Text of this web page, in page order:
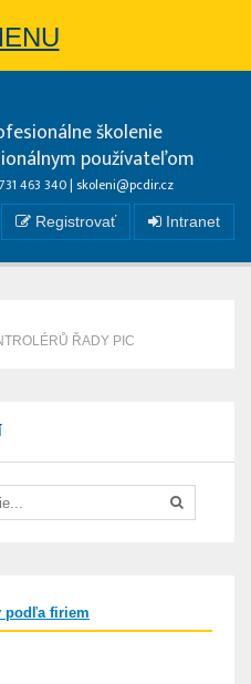
školenie
používateľom
463 340 | skoleni@pcdir.cz
Registrovať Intranet
ŘADY PIC
podľa firiem